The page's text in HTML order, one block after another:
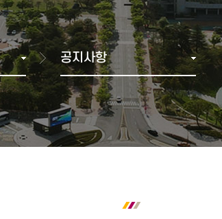
비전 2025+
영역별 발전전략
2020년
2010년
2007년 통합이후
2000년 ~ 2007년 통합
1990년
1980년
1970년
1960년 이전
캠퍼스맵
수업안내
계절수업
학적변동
학과별 졸업 이수학점
수료 및 졸업
학위취득 유예
졸업 자가진단
교육과정 편람
전공능력사전
경과조치
다전공(복수·융합전공(융
부전공)
미래융합가상학과
전공 마이크로디그리
교육과정
교직과정
학군단 생활 안내
동아리정보
자동 심장충격기 사용안내
성희롱·성폭력상담실
학생상담센터
학생복지관
기타편의시설
셔틀버스(강릉)
셔틀버스(원주)
금주의 식단 정보화서비스
캠퍼스 생활
미리가본강릉원주대
웹진
브로슈어
홍보동영상
정책실명제
포상대상자 공개
대학평의원회
재정위원회
등록금심의위원회
중대재해(산업안전·보건)
인권센터
공지사항